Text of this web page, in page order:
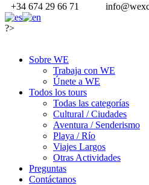
+34 674 29 66 71
?>
Sobre WE
Trabaja con WE
Únete a WE
Todos los tours
Todas las categorías
Cultural / Ciudades
Aventura / Senderismo
Playa / Río
Viajes Largos
Otras Actividades
Preguntas
Contáctanos